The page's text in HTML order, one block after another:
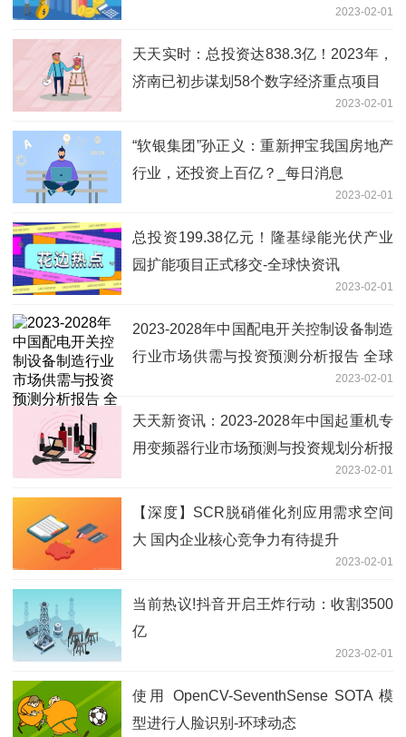
2023-02-01
天天实时：总投资达838.3亿！2023年，
济南已初步谋划58个数字经济重点项目
2023-02-01
“软银集团”孙正义：重新押宝我国房地产
行业，还投资上百亿？_每日消息
2023-02-01
总投资199.38亿元！隆基绿能光伏产业
园扩能项目正式移交-全球快资讯
2023-02-01
2023-2028年中国配电开关控制设备制造
行业市场供需与投资预测分析报告 全球
2023-02-01
天天新资讯：2023-2028年中国起重机专
用变频器行业市场预测与投资规划分析报
2023-02-01
【深度】SCR脱硝催化剂应用需求空间
大 国内企业核心竞争力有待提升
2023-02-01
当前热议!抖音开启王炸行动：收割3500
亿
2023-02-01
使用 OpenCV-SeventhSense SOTA 模
型进行人脸识别-环球动态